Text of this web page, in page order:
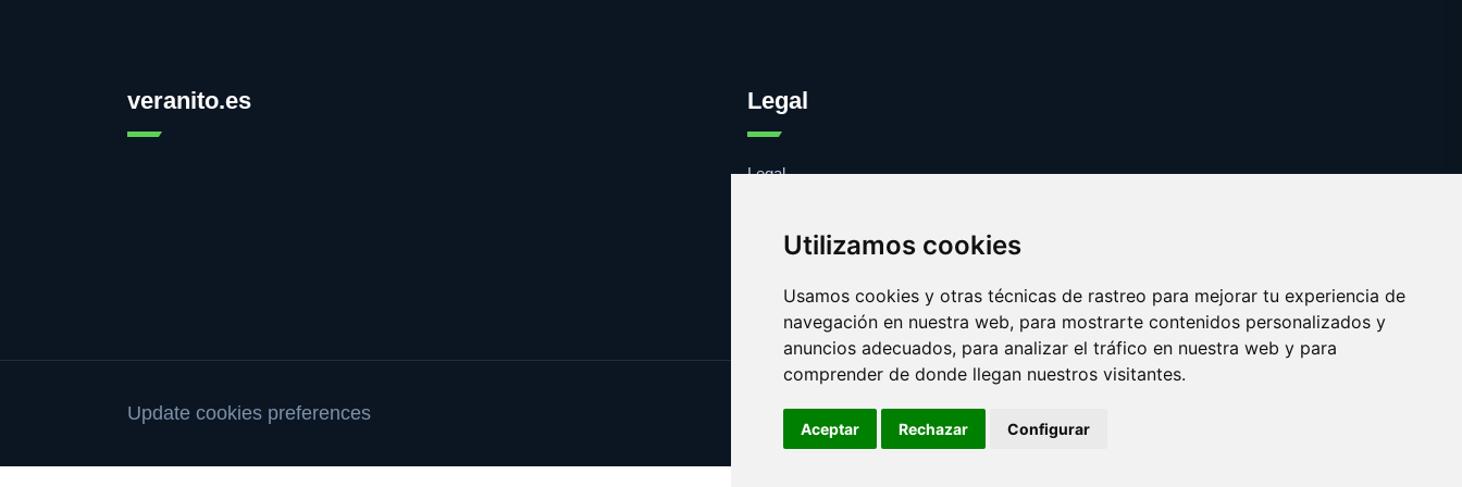
Utilizamos cookies
Usamos cookies y otras técnicas de rastreo para mejorar tu experiencia de
navegación en nuestra web, para mostrarte contenidos personalizados y
anuncios adecuados, para analizar el tráfico en nuestra web y para
comprender de donde llegan nuestros visitantes.
Aceptar Rechazar Configurar
veranito.es Legal
Legal
Contacto
Update cookies preferences